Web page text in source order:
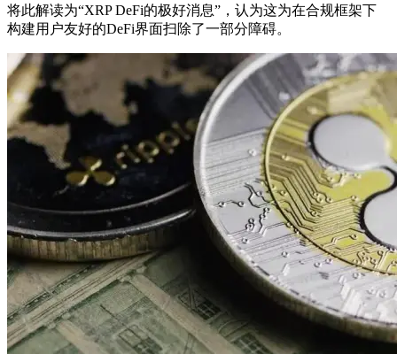
将此解读为“XRP DeFi的极好消息”，认为这为在合规框架下
构建用户友好的DeFi界面扫除了一部分障碍。